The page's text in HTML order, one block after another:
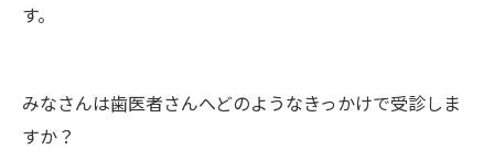
す。
みなさんは歯医者さんへどのようなきっかけで受診しま
すか？